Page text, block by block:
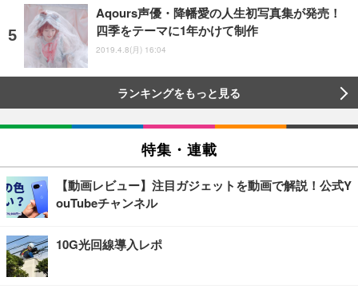
Aqours声優・降幡愛の人生初写真集が発売！
四季をテーマに1年かけて制作
2019.4.8(月) 16:04
ランキングをもっと見る
特集・連載
【動画レビュー】注目ガジェットを動画で解説！公式Y
ouTubeチャンネル
10G光回線導入レポ